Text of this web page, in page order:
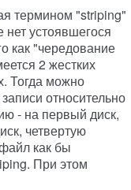
термином "striping"
нет устоявшегося
как "чередование
2 жестких
Тогда можно
относительно
- на первый диск,
четвертую
как бы
При этом